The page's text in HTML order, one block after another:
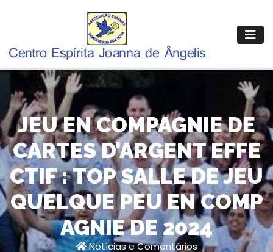
conteúdo
JEU EN COMPAGNIE DE
CARTES D’ARGENT EFFE
CTIF : TOP SALLE DE JEU
QUELQUE PEU EN COMP
AGNIE DE 2024
Notícias e Comentários